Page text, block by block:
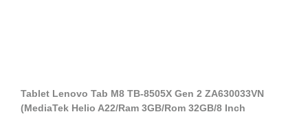
Tablet Lenovo Tab M8 TB-8505X Gen 2 ZA630033VN
(MediaTek Helio A22/Ram 3GB/Rom 32GB/8 Inch